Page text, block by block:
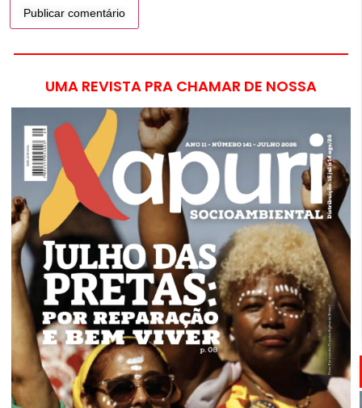
UMA REVISTA PRA CHAMAR DE NOSSA